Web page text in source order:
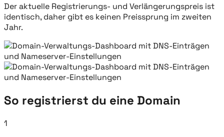
Der aktuelle Registrierungs- und Verlängerungspreis ist
identisch, daher gibt es keinen Preissprung im zweiten
Jahr.
So registrierst du eine Domain
1